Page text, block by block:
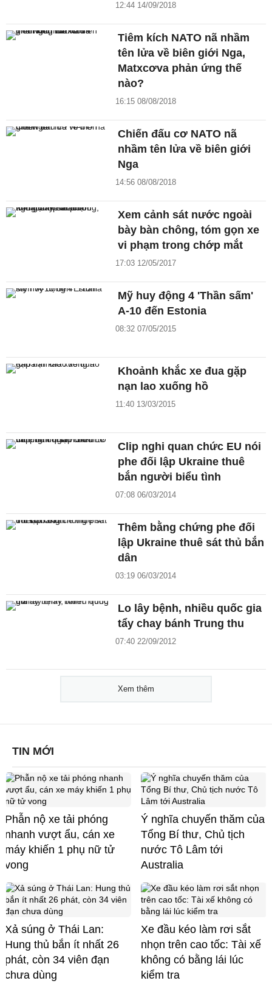
12:44 14/09/2018
Tiêm kích NATO nã nhầm
tên lửa về biên giới Nga,
Matxcơva phản ứng thế
nào?
16:15 08/08/2018
Chiến đấu cơ NATO nã
nhầm tên lửa về biên giới
Nga
14:56 08/08/2018
Xem cảnh sát nước ngoài
bày bàn chông, tóm gọn xe
vi phạm trong chớp mắt
17:03 12/05/2017
Mỹ huy động 4 'Thần sấm'
A-10 đến Estonia
08:32 07/05/2015
Khoảnh khắc xe đua gặp
nạn lao xuống hồ
11:40 13/03/2015
Clip nghi quan chức EU nói
phe đối lập Ukraine thuê
bắn người biểu tình
07:08 06/03/2014
Thêm bằng chứng phe đối
lập Ukraine thuê sát thủ bắn
dân
03:19 06/03/2014
Lo lây bệnh, nhiều quốc gia
tẩy chay bánh Trung thu
07:40 22/09/2012
Xem thêm
TIN MỚI
Phẫn nộ xe tải phóng
nhanh vượt ẩu, cán xe
máy khiến 1 phụ nữ tử
vong
Ý nghĩa chuyến thăm của
Tổng Bí thư, Chủ tịch
nước Tô Lâm tới
Australia
Xả súng ở Thái Lan:
Hung thủ bắn ít nhất 26
phát, còn 34 viên đạn
chưa dùng
Xe đầu kéo làm rơi sắt
nhọn trên cao tốc: Tài xế
không có bằng lái lúc
kiểm tra